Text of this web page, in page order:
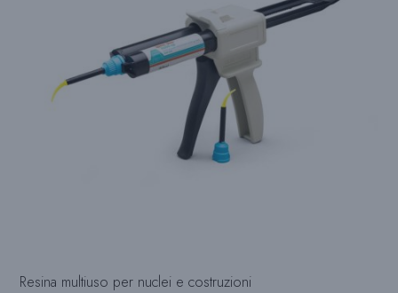
Resina multiuso per nuclei e costruzioni